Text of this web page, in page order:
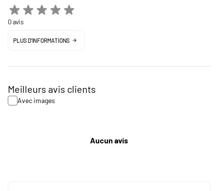
0 avis
PLUS D'INFORMATIONS
Meilleurs avis clients
Avec images
Aucun avis